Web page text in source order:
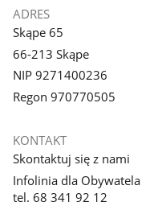
ADRES
Skąpe 65
66-213 Skąpe
NIP 9271400236
Regon 970770505
KONTAKT
Skontaktuj się z nami
Infolinia dla Obywatela
tel. 68 341 92 12